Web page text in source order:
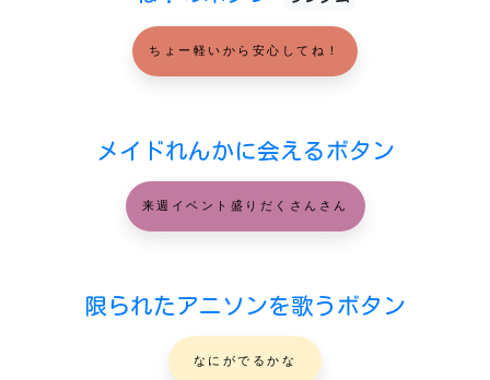
ちょー軽いから安心してね！
メイドれんかに会えるボタン
来週イベント盛りだくさんさん
限られたアニソンを歌うボタン
なにがでるかな